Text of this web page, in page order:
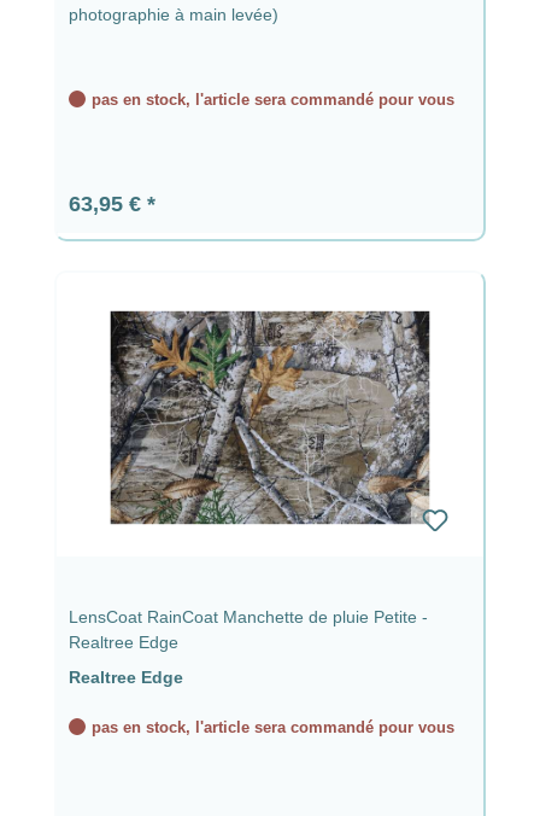
photographie à main levée)
pas en stock, l'article sera commandé pour vous
Prix régulier :
63,95 €
LensCoat RainCoat Manchette de pluie Petite -
Realtree Edge
Realtree Edge
pas en stock, l'article sera commandé pour vous